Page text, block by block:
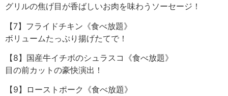
グリルの焦げ目が香ばしいお肉を味わうソーセージ！
【7】フライドチキン《食べ放題》
ボリュームたっぷり揚げたてで！
【8】国産牛イチボのシュラスコ《食べ放題》
目の前カットの豪快演出！
【9】ローストポーク《食べ放題》